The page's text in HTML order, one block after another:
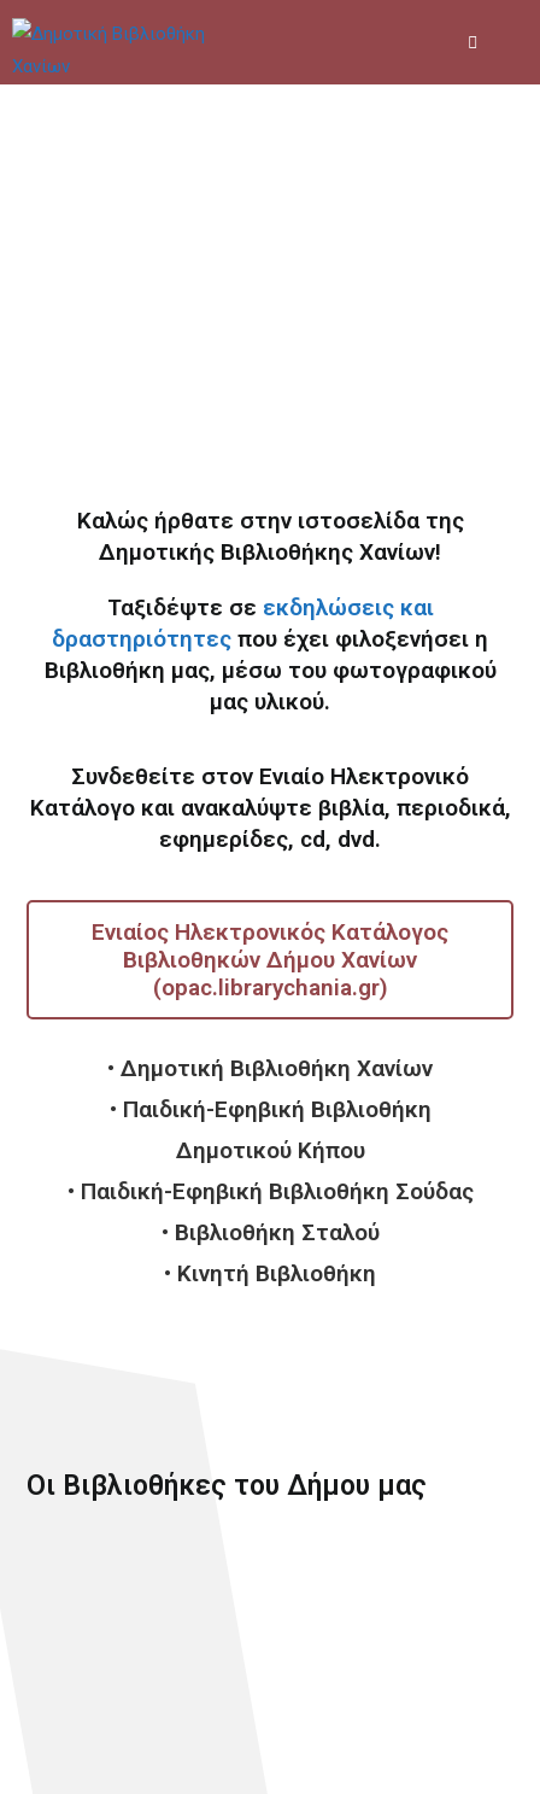
Skip
Καλώς ήρθατε στην ιστοσελίδα της
Δημοτικής Βιβλιοθήκης Χανίων!
Ταξιδέψτε σε εκδηλώσεις και
δραστηριότητες που έχει φιλοξενήσει η
Βιβλιοθήκη μας, μέσω του φωτογραφικού
μας υλικού.
Συνδεθείτε στον Ενιαίο Ηλεκτρονικό
Κατάλογοκαι ανακαλύψτε βιβλία, περιοδικά,
εφημερίδες, cd, dvd.
Ενιαίος Ηλεκτρονικός Κατάλογος
Βιβλιοθηκών Δήμου Χανίων
(opac.librarychania.gr)
• Δημοτική Βιβλιοθήκη Χανίων
• Παιδική-Εφηβική Βιβλιοθήκη
Δημοτικού Κήπου
• Παιδική-Εφηβική Βιβλιοθήκη Σούδας
• Βιβλιοθήκη Σταλού
• Κινητή Βιβλιοθήκη
Οι Βιβλιοθήκες του Δήμου μας